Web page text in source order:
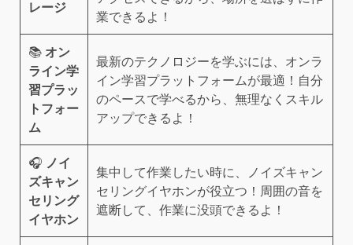
レージ
業できるよ！
📚 オン
ライン学
習プラッ
トフォー
ム
最新のテクノロジーを学ぶには、オンラ
イン学習プラットフォームが最適！自分
のペースで学べるから、無理なくスキル
アップできるよ！
🎧 ノイ
ズキャン
セリング
イヤホン
集中して作業したい時に、ノイズキャン
セリングイヤホンが役立つ！周囲の音を
遮断して、作業に没頭できるよ！